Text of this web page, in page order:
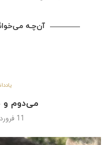
آن‌چـه
می‌دوم و
11 فروردین 1399